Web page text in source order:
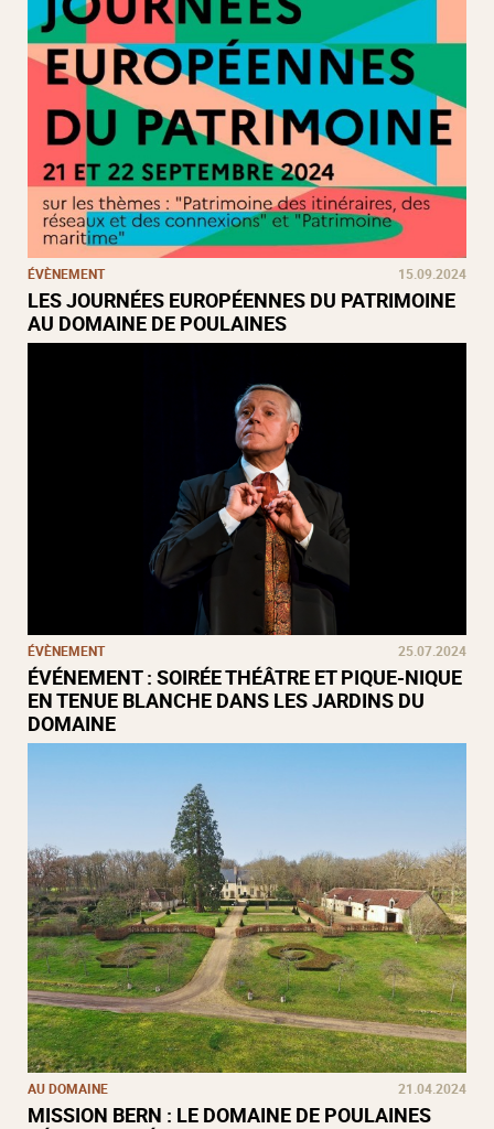
ÉVÈNEMENT 15.09.2024
LES JOURNÉES EUROPÉENNES DU PATRIMOINE
AU DOMAINE DE POULAINES
ÉVÈNEMENT 25.07.2024
ÉVÉNEMENT : SOIRÉE THÉÂTRE ET PIQUE-NIQUE
EN TENUE BLANCHE DANS LES JARDINS DU
DOMAINE
AU DOMAINE 21.04.2024
MISSION BERN : LE DOMAINE DE POULAINES